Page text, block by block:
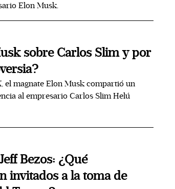
Elon Musk.
sobre Carlos Slim y por
el magnate Elon Musk compartió un
al empresario Carlos Slim Helú
Bezos: ¿Qué
invitados a la toma de